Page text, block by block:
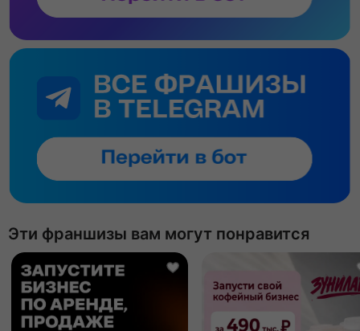
Эти франшизы вам могут понравится